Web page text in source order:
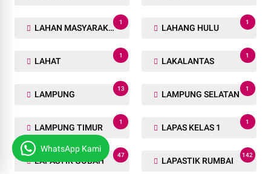
LAHAN MASYARAKAT
1
LAHANG HULU
1
LAHAT
1
LAKALANTAS
1
LAMPUNG
13
LAMPUNG SELATAN
1
LAMPUNG TIMUR
1
LAPAS KELAS 1
1
LAPASTIK GOBAH
47
LAPASTIK RUMBAI
142
WhatsApp Kami